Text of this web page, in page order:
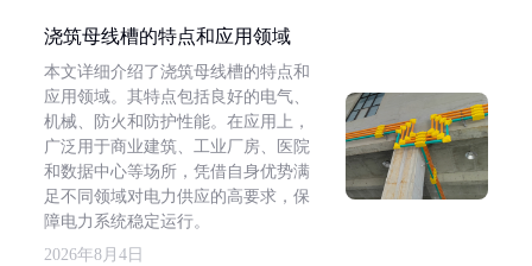
浇筑母线槽的特点和应用领域
本文详细介绍了浇筑母线槽的特点和
应用领域。其特点包括良好的电气、
机械、防火和防护性能。在应用上，
广泛用于商业建筑、工业厂房、医院
和数据中心等场所，凭借自身优势满
足不同领域对电力供应的高要求，保
障电力系统稳定运行。
2026年8月4日